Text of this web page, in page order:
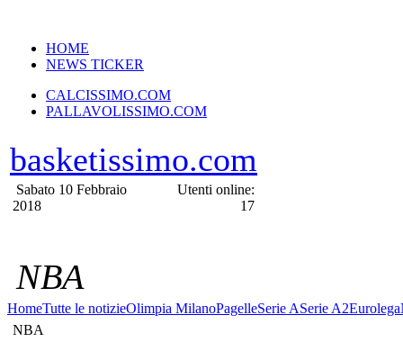
HOME
NEWS TICKER
CALCISSIMO.COM
PALLAVOLISSIMO.COM
basketissimo.com
Sabato 10 Febbraio
2018
Utenti online:
17
NBA
HomeTutte le notizieOlimpia MilanoPagelleSerie ASerie A2Eurolega
NBA